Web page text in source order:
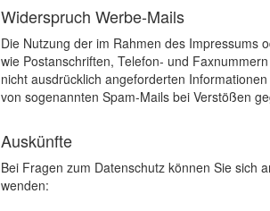
Widerspruch Werbe-Mails
Die Nutzung der im Rahmen des Impressums
wie Postanschriften, Telefon- und
nicht ausdrücklich angeforderten
von sogenannten Spam-Mails bei Verstößen
Auskünfte
Bei Fragen zum Datenschutz können Sie sich
wenden: